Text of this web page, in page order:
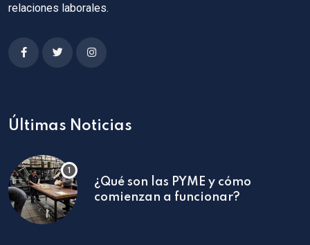
relaciones laborales.
Últimas Noticias
¿Qué son las PYME y cómo
comienzan a funcionar?